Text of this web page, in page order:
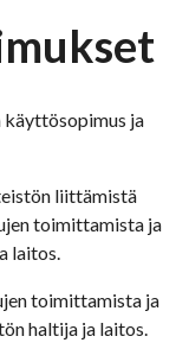
ja
liittämistä
toimittamista ja
laitos.
toimittamista ja
haltija ja laitos.